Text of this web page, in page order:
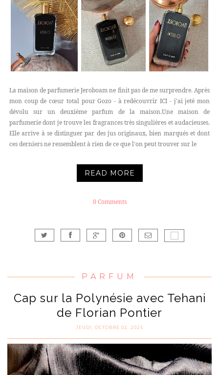
La maison de parfumerie Jeroboam ne finit pas de me surprendre. Après
mon coup de cœur total pour Gozo - à redécouvrir ICI - j'ai jeté mon
dévolu sur un deuxième parfum de la maison.Une maison de
parfumerie dont je trouve les fragrances très singulières et audacieuses.
Elle arrive à se distinguer par des jus originaux, bien marqués et dont
ces derniers ne ressemblent à rien de ce que l'on peut trouver sur le
READ MORE
0 Comments
PARFUM
Cap sur la Polynésie avec Tehani
de Florian Pontier
JEUDI, OCTOBRE 02, 2025